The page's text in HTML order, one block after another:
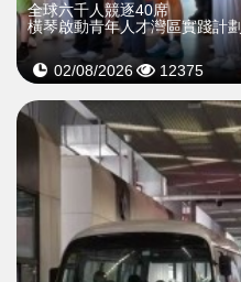
全球六千人競逐40席
橫琴啟動青年人才灣區實踐計劃
02/08/2026 12375